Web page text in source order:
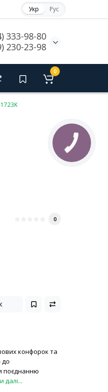
Укр Рус
333-98-80
230-23-98
0
0
конфорок та
до
поєднанню
далі...